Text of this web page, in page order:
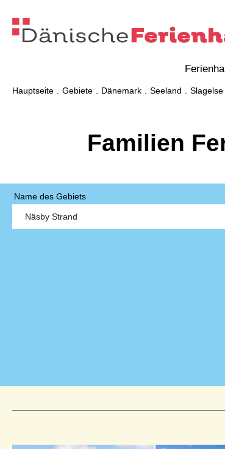
Hauptseite Gebiete Dänemark Seeland Slagelse
Familien
Name des Gebiets